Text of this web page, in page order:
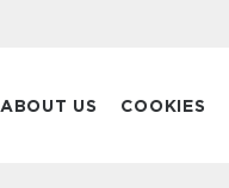
ABOUT US COOKIES